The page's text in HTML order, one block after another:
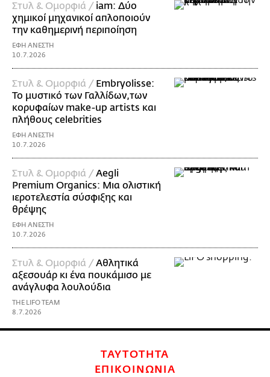
Στυλ & Ομορφιά / iam: Δύο
χημικοί μηχανικοί απλοποιούν
την καθημερινή περιποίηση
ΕΦΗ ΑΝΕΣΤΗ
10.7.2026
Στυλ & Ομορφιά / Embryolisse:
Το μυστικό των Γαλλίδων,των
κορυφαίων make-up artists και
πλήθους celebrities
ΕΦΗ ΑΝΕΣΤΗ
10.7.2026
Στυλ & Ομορφιά /Aegli
Premium Organics: Μια ολιστική
ιεροτελεστία σύσφιξης και
θρέψης
ΕΦΗ ΑΝΕΣΤΗ
10.7.2026
Στυλ & Ομορφιά /Αθλητικά
αξεσουάρ κι ένα πουκάμισο με
ανάγλυφα λουλούδια
THE LIFO TEAM
8.7.2026
ΤΑΥΤΟΤΗΤΑ
ΕΠΙΚΟΙΝΩΝΙΑ